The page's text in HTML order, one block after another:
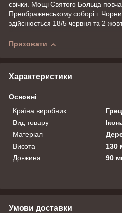
свічки. Мощі Святого Больца
Преображенському соборі г.
здійснюється 18/5 червня та 2
Приховати
Характеристики
Основні
Країна виробник
Вид товару
Матеріал
Висота
130
Довжина
90
Умови доставки